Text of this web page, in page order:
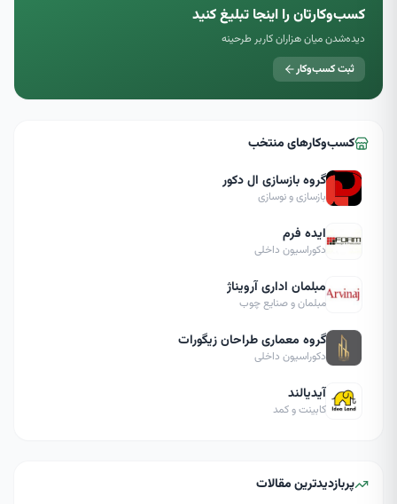
کسب‌وکارتان را اینجا تبلیغ کنید
دیده‌شدن میان هزاران کاربر طرحینه
ثبت کسب‌وکار
کسب‌وکارهای منتخب
گروه بازسازی ال دکور
بازسازی و نوسازی
ایده فرم
دکوراسیون داخلی
مبلمان اداری آرویناژ
مبلمان و صنایع چوب
گروه معماری طراحان زیگورات
دکوراسیون داخلی
آیدیالند
کابینت و کمد
پربازدیدترین مقالات